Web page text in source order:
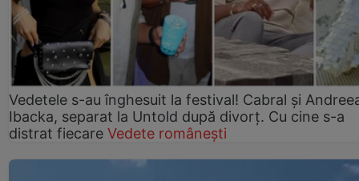
Vedetele s-au înghesuit la festival! Cabral și
Ibacka, separat la Untold după divorț. Cu cine s-a
distrat fiecare Vedete românești